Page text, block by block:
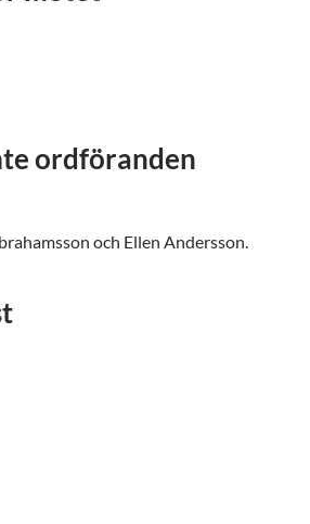
ordföranden
och Ellen Andersson.